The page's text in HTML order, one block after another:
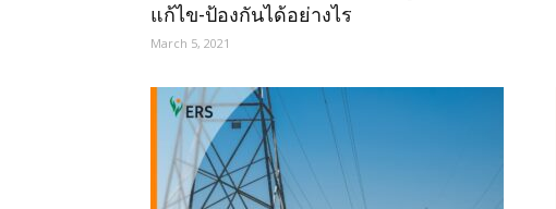
แก้ไข-ป้องกันได้อย่างไร
March 5, 2021